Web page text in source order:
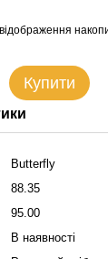
Купити
Butterfly
88.35
95.00
В наявності